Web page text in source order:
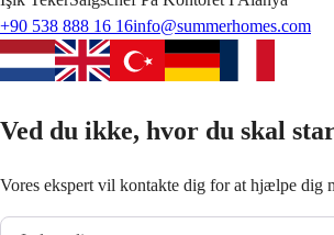
+90 538 888 16 16info@summerhomes.com
Ved du ikke, hvor du skal
Vores ekspert vil kontakte dig for at hjælpe dig